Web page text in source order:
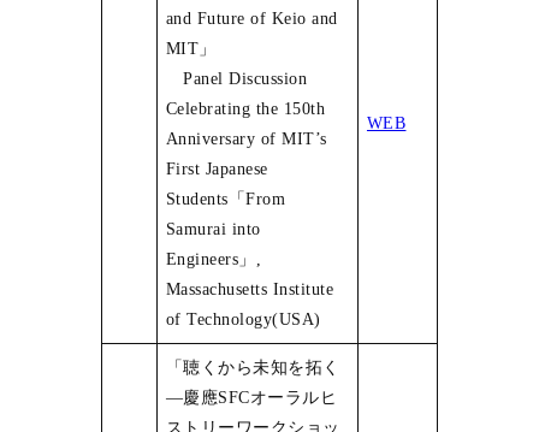
and Future of Keio and
MIT」
Panel Discussion
Celebrating the 150th
Anniversary of MIT’s
First Japanese
Students「From
Samurai into
Engineers」,
Massachusetts Institute
of Technology(USA)
WEB
「聴くから未知を拓く
―慶應SFCオーラルヒ
ストリーワークショッ